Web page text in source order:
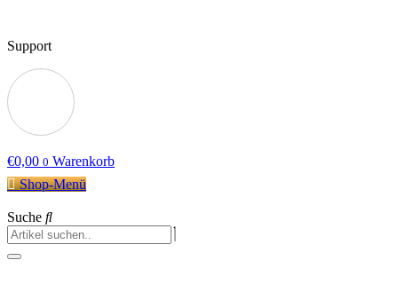
Support
€0,00 0 Warenkorb
Shop-Menü
Suche